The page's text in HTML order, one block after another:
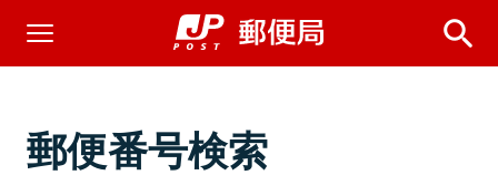
郵便番号検索